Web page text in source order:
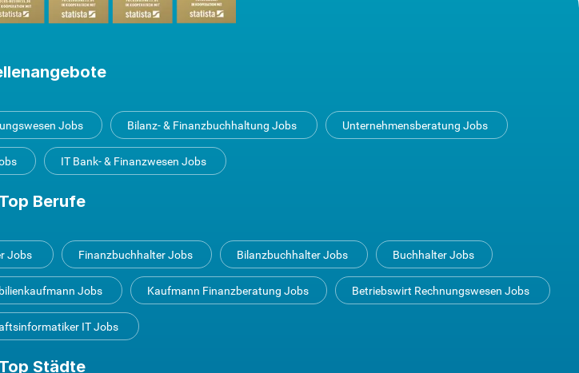
Jobs Bilanz- & Finanzbuchhaltung Jobs Unternehmensberatung Jobs
IT Bank- & Finanzwesen Jobs
Top Berufe
Jobs Finanzbuchhalter Jobs Bilanzbuchhalter Jobs Buchhalter Jobs
Jobs Kaufmann Finanzberatung Jobs Betriebswirt Rechnungswesen Jobs
IT Jobs
Top Städte